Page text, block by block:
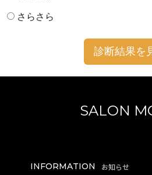
さらさら
診断結果を
SALON
INFORMATION